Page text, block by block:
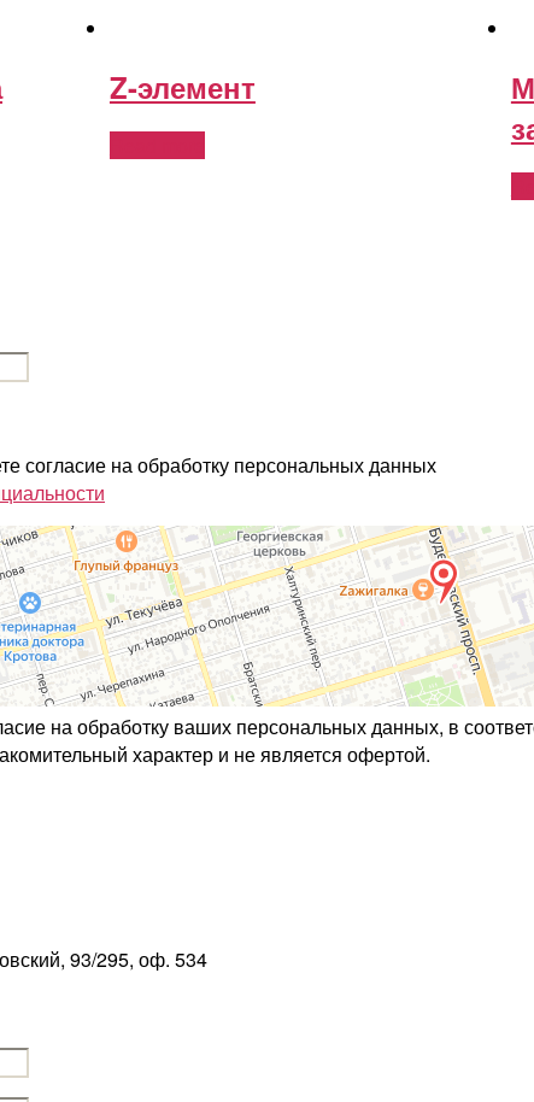
Z-элемент
согласие на обработку персональных данных
на обработку ваших персональных данных, в
характер и не является офертой.
93/295, оф. 534